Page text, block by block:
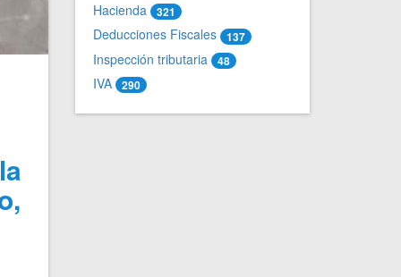
Hacienda 321
Deducciones Fiscales 137
Inspección tributaria 48
IVA 290